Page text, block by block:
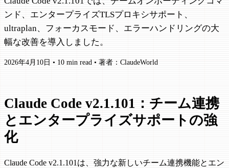
ンド、エンタープライズTLSプロキシサポート、
ultraplan、フォーカスモード、エラーハンドリングの大
幅な改善を導入しました。
2026年4月10日 • 10 min read • 著者：ClaudeWorld
Claude Code v2.1.101：チーム連携
とエンタープライズサポートの強
化
Claude Code v2.1.101は、強力な新しいチーム連携機能とエン